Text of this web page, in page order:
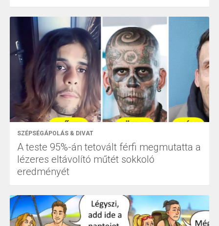
SZÉPSÉGÁPOLÁS & DIVAT
A teste 95%-án tetovált férfi megmutatta a
lézeres eltávolító műtét sokkoló
eredményét